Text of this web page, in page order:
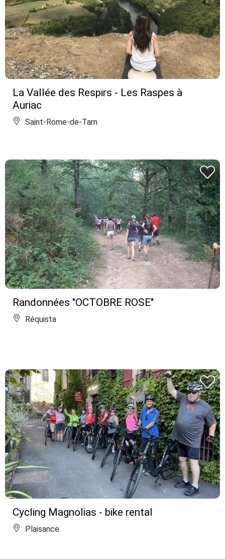
La Vallée des Respirs - Les Raspes à
Auriac
Saint-Rome-de-Tarn
Randonnées "OCTOBRE ROSE"
Réquista
Cycling Magnolias - bike rental
Plaisance